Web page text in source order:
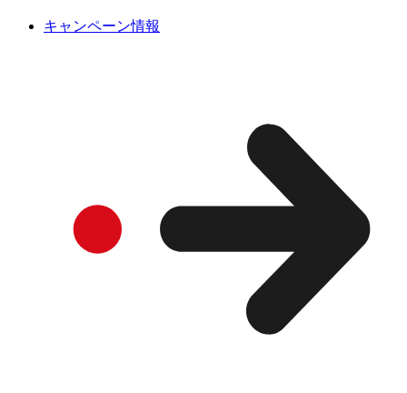
キャンペーン情報